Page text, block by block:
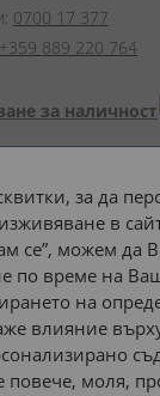
0700 17 377
+359 889 220 764
за наличност
Начини на
Доставка до адрес
или
за да
в
се”, можем да
по време на
на
влияние
повече, моля,